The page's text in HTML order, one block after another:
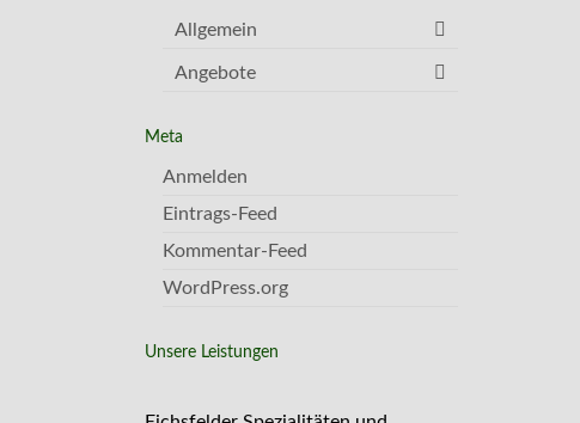
Allgemein
Angebote
Meta
Anmelden
Eintrags-Feed
Kommentar-Feed
WordPress.org
Unsere Leistungen